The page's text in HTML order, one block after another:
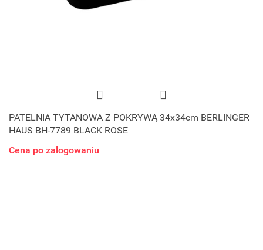
PATELNIA TYTANOWA Z POKRYWĄ 34x34cm BERLINGER
HAUS BH-7789 BLACK ROSE
Cena po zalogowaniu